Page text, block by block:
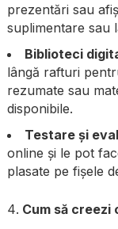
prezentări sau
suplimentare sau
Biblioteci
lângă rafturi
rezumate sau
disponibile.
Testare și
online și le pot
plasate pe fișele
Cum să creezi